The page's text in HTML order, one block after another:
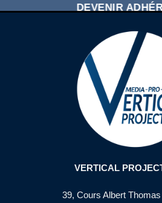
DEVENIR
SE CONNECTER À
VERTICAL
39, Cours Albert